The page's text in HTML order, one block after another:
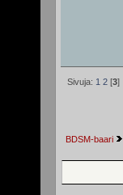
Sivuja: 1 2[3]
BDSM-baari